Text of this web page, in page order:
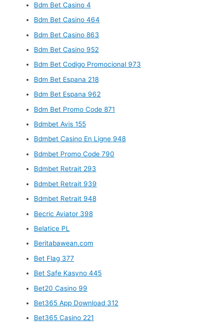
Bdm Bet Casino 4
Bdm Bet Casino 464
Bdm Bet Casino 863
Bdm Bet Casino 952
Bdm Bet Codigo Promocional 973
Bdm Bet Espana 218
Bdm Bet Espana 962
Bdm Bet Promo Code 871
Bdmbet Avis 155
Bdmbet Casino En Ligne 948
Bdmbet Promo Code 790
Bdmbet Retrait 293
Bdmbet Retrait 939
Bdmbet Retrait 948
Becric Aviator 398
Belatice PL
Beritabawean.com
Bet Flag 377
Bet Safe Kasyno 445
Bet20 Casino 99
Bet365 App Download 312
Bet365 Casino 221